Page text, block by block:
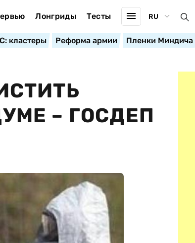
Лонгриды Тесты RU
кластеры Реформа армии Пленки Миндича
– ГОСДЕП